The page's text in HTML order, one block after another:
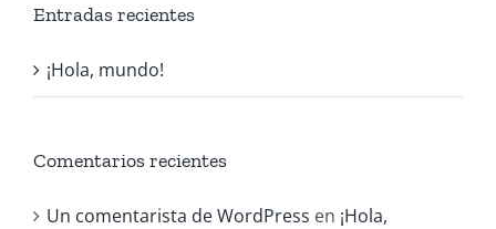
Entradas recientes
¡Hola, mundo!
Comentarios recientes
Un comentarista de WordPress en ¡Hola,